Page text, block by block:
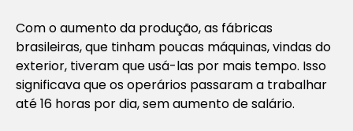
Com o aumento da produção, as fábricas
brasileiras, que tinham poucas máquinas, vindas do
exterior, tiveram que usá-las por mais tempo. Isso
significava que os operários passaram a trabalhar
até 16 horas por dia, sem aumento de salário.